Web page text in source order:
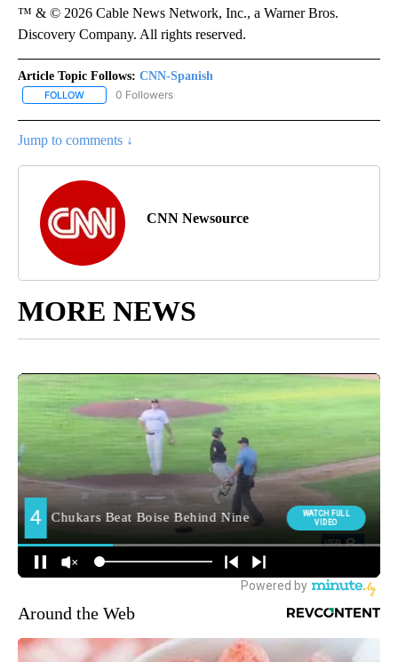
™ & © 2026 Cable News Network, Inc., a Warner Bros.
Discovery Company. All rights reserved.
Article Topic Follows: CNN-Spanish
FOLLOW FOLLOW "CNN-SPANISH" TO RECEIVE NOTIFICATIONS ABOUT
0 Followers
Jump to comments ↓
CNN Newsource
MORE NEWS
Around the Web